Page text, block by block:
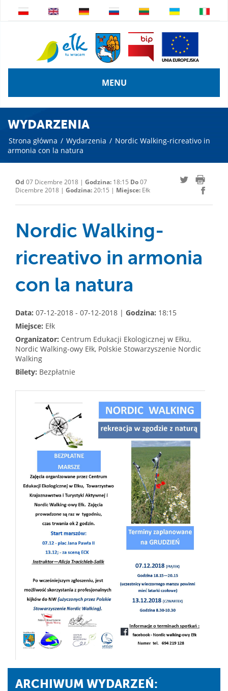
MENU
WYDARZENIA
Strona główna / Wydarzenia / Nordic Walking-ricreativo in
armonia con la natura
Od 07 Dicembre 2018 | Godzina: 18:15 Do07
Dicembre 2018 | Godzina:20:15 | Miejsce: Ełk
Nordic Walking-
ricreativo in armonia
con la natura
Data: 07-12-2018 - 07-12-2018 | Godzina: 18:15
Miejsce: Ełk
Organizator: Centrum Edukacji Ekologicznej w Ełku,
Nordic Walking-owy Ełk, Polskie Stowarzyszenie Nordic
Walking
Bilety: Bezpłatnie
ARCHIWUM WYDARZEŃ: